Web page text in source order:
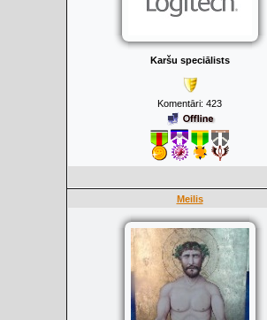
Karšu speciālists
Komentāri: 423
Meilis